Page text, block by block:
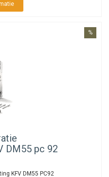
%
DM55 pc 92
KFV DM55 PC92